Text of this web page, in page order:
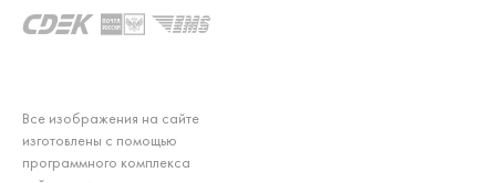
Все изображения на сайте
изготовлены с помощью
программного комплекса